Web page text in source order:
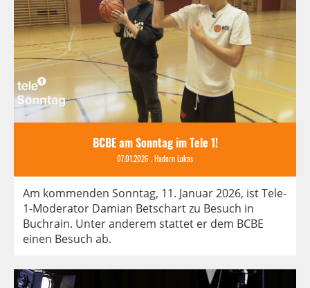
BCBE am Sonntag im Tele 1!
07.01.2026 , Hadorn Lukas
Am kommenden Sonntag, 11. Januar 2026, ist Tele-
1-Moderator Damian Betschart zu Besuch in
Buchrain. Unter anderem stattet er dem BCBE
einen Besuch ab.